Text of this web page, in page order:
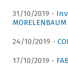
31/10/2019 -
24/10/2019 -
17/10/2019 -